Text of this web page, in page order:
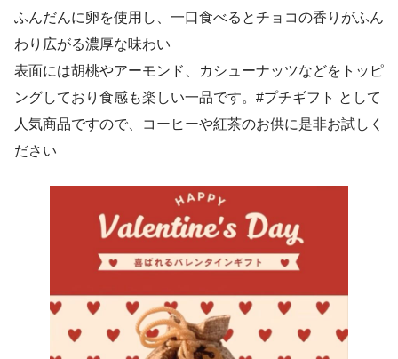
ふんだんに卵を使用し、一口食べるとチョコの香りがふん
わり広がる濃厚な味わい
表面には胡桃やアーモンド、カシューナッツなどをトッピ
ングしており食感も楽しい一品です。#プチギフト として
人気商品ですので、コーヒーや紅茶のお供に是非お試しく
ださい